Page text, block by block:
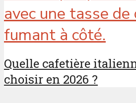
Quelle cafetière
choisir en 2026 ?